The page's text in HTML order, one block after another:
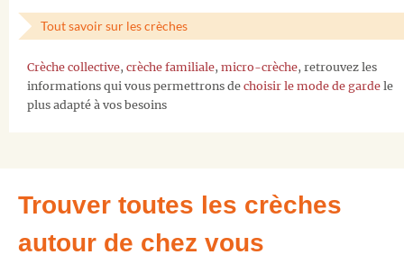
Tout savoir sur les crèches
Crèche collective, crèche familiale, micro-crèche, retrouvez les
informations qui vous permettrons de choisir le mode de garde le
plus adapté à vos besoins
Trouver toutes les crèches
autour de chez vous